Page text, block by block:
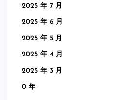
2025 年 7 月
2025 年 6 月
2025 年 5 月
2025 年 4 月
2025 年 3 月
0 年